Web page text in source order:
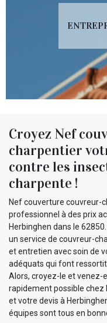
Croyez Nef
charpentier
contre les
charpente !
Nef couverture couvreur-
professionnel à des prix
Herbinghen dans le
un service de couvreur-
et entretien avec soin de
adéquats qui font
Alors, croyez-le et venez-
rapidement possible chez
et votre devis à
équipes sont tous en